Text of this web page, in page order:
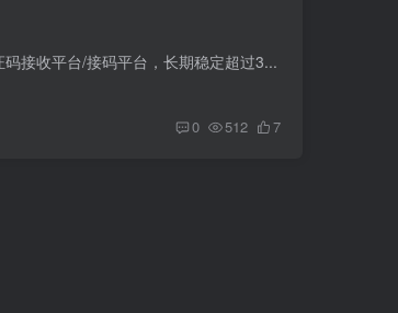
接收平台/接码平台，长期稳定超过3...
0 512 7